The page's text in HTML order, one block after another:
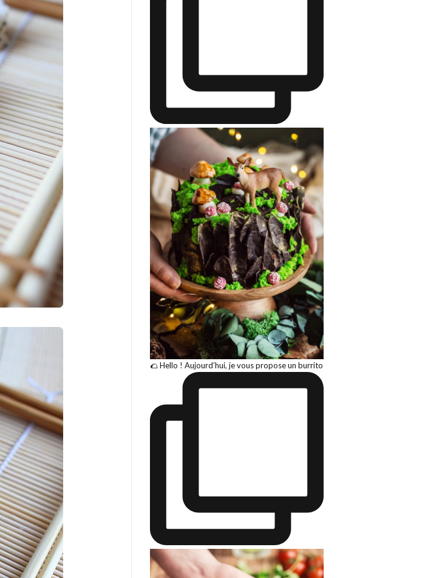
🌮 Hello ! Aujourd’hui, je vous propose un burrito